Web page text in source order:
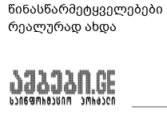
რეალურად ახდა